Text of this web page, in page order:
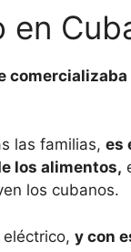
en
las familias, es
los alimentos,
los cubanos.
y con